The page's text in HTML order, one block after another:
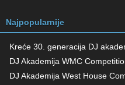
Najpopularnije
Kreće 30. generacija DJ
DJ Akademija WMC
DJ Akademija West House